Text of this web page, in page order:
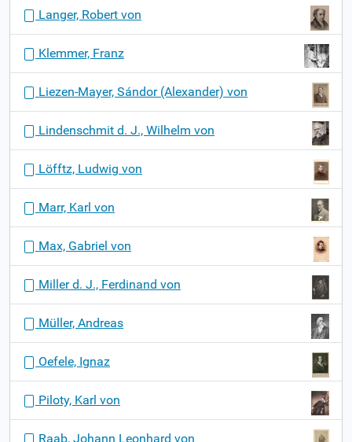
Langer, Robert von
Klemmer, Franz
Liezen-Mayer, Sándor (Alexander) von
Lindenschmit d. J., Wilhelm von
Löfftz, Ludwig von
Marr, Karl von
Max, Gabriel von
Miller d. J., Ferdinand von
Müller, Andreas
Oefele, Ignaz
Piloty, Karl von
Raab, Johann Leonhard von